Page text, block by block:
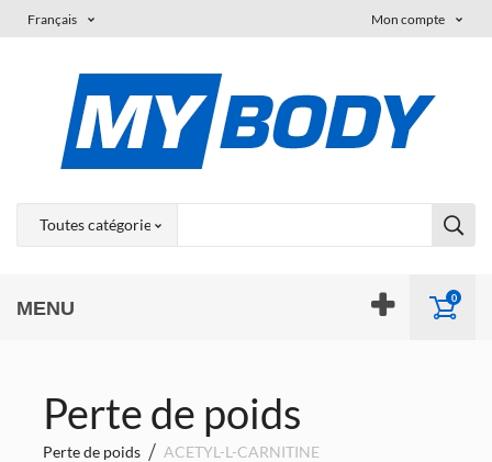
Mon compte
Français
MENU 0
Perte de poids
Perte de poids ACETYL-L-CARNITINE